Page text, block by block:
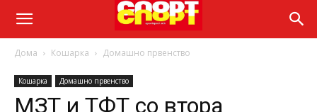
Дома Кошарка Домашно првенство
Кошарка Домашно првенство
МЗТ и ТФТ со втора